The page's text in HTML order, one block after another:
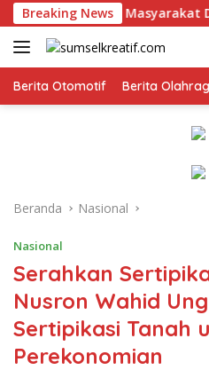
Langsung
ke
konten
Breaking NewsMasyarakat Dapat
Berita Otomotif Berita
Beranda Nasional
Nasional
Serahkan
Nusron Wahid
Sertipikasi Tanah
Perekonomian